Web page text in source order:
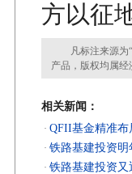
方以征
凡标注来源为“
产品，版权均属
相关新闻：
· QFII基金精准布
· 铁路基建投资明
· 铁路基建投资又